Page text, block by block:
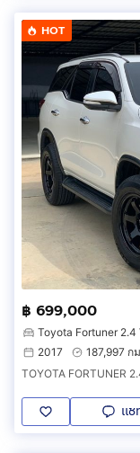
HOT
฿ 699,000
Toyota Fortuner 2.4
2017
187,997 ก
TOYOTA FORTUNER
แช